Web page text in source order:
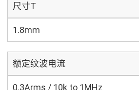
尺寸T
1.8mm
额定纹波电流
0.3Arms / 10k to 1MHz